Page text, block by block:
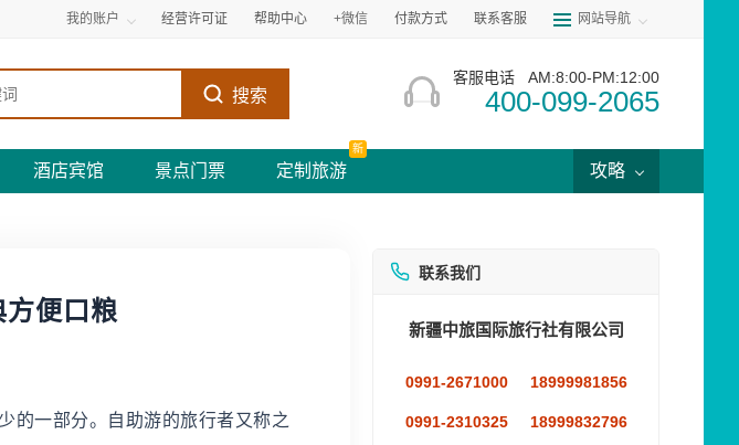
我的账户 经营许可证 帮助中心 +微信 付款方式 联系客服 网站导航
搜索
客服电话 AM:8:00-PM:12:00
400-099-2065
酒店宾馆 景点门票 定制旅游
新
攻略
便口粮
的一部分。自助游的旅行者又称之
联系我们
新疆中旅国际旅行社有限公司
0991-2671000 18999981856
0991-2310325 18999832796